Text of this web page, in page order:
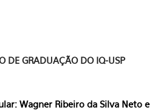
DE GRADUAÇÃO DO IQ-USP
Wagner Ribeiro da Silva Neto e